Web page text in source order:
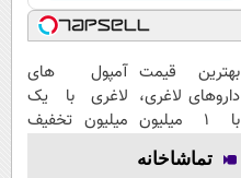
بهترین قیمت
داروهای لاغری،
با ۱ میلیون
تخفیف و ارسال
از داروخانه‌
آمپول های
لاغری با یک
میلیون تخفیف
تماشاخانه